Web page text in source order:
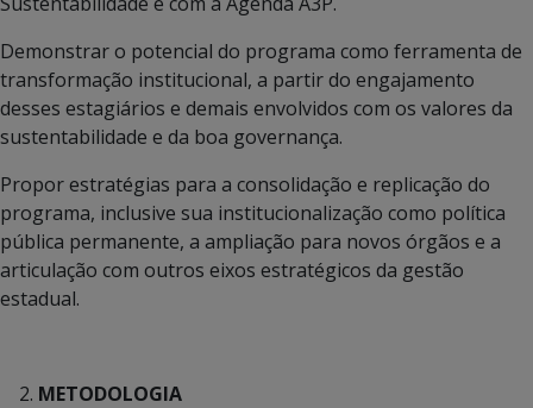
Demonstrar o potencial do programa como ferramenta de
transformação institucional, a partir do engajamento
desses estagiários e demais envolvidos com os valores da
sustentabilidade e da boa governança.
Propor estratégias para a consolidação e replicação do
programa, inclusive sua institucionalização como política
pública permanente, a ampliação para novos órgãos e a
articulação com outros eixos estratégicos da gestão
estadual.
METODOLOGIA